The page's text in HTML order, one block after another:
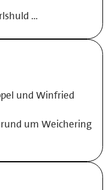
…
und Winfried
um Weichering